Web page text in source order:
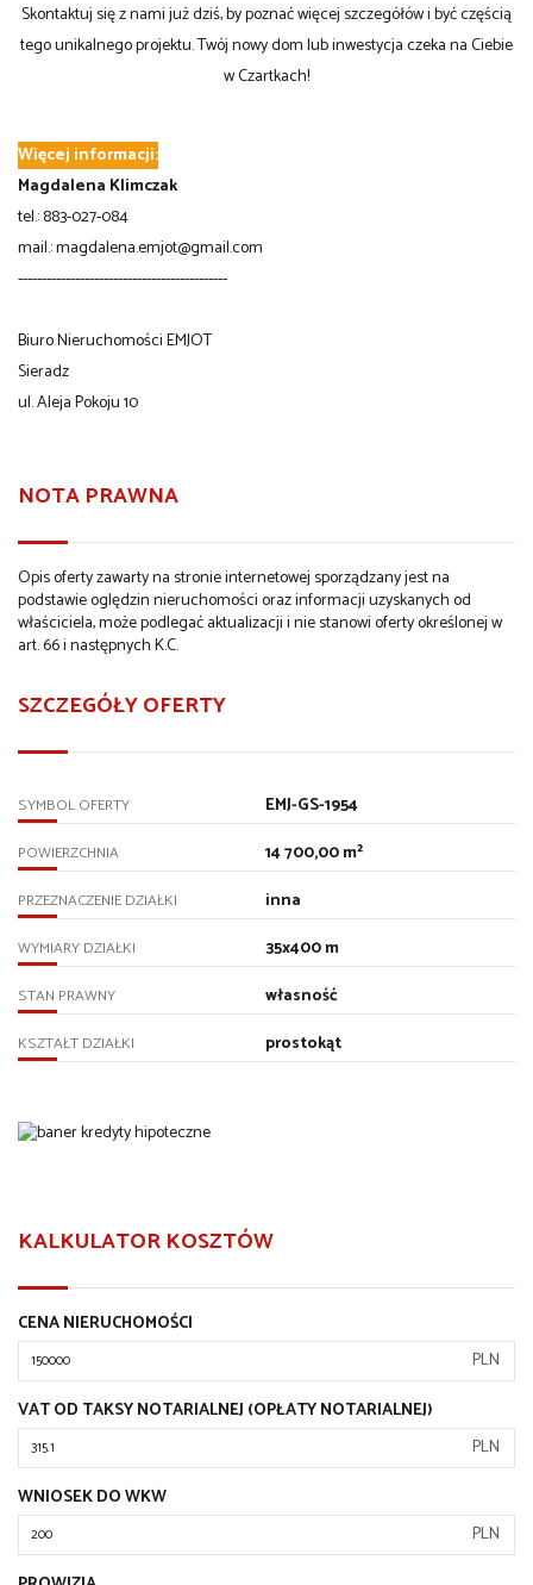
Skontaktuj się z nami już dziś, by poznać więcej szczegółów i być częścią
tego unikalnego projektu. Twój nowy dom lub inwestycja czeka na Ciebie
w Czartkach!
Więcej informacji:
Magdalena Klimczak
tel.: 883-027-084
mail.: magdalena.emjot@gmail.com
--------------------------------------------
Biuro Nieruchomości EMJOT
Sieradz
ul. Aleja Pokoju 10
NOTA PRAWNA
Opis oferty zawarty na stronie internetowej sporządzany jest na
podstawie oględzin nieruchomości oraz informacji uzyskanych od
właściciela, może podlegać aktualizacji i nie stanowi oferty określonej w
art. 66 i następnych K.C.
SZCZEGÓŁY OFERTY
SYMBOL OFERTY EMJ-GS-1954
POWIERZCHNIA 14 700,00 m²
PRZEZNACZENIE DZIAŁKI inna
WYMIARY DZIAŁKI 35x400 m
STAN PRAWNY własność
KSZTAŁT DZIAŁKI prostokąt
KALKULATOR KOSZTÓW
CENA NIERUCHOMOŚCI
PLN
VAT OD TAKSY NOTARIALNEJ (OPŁATY NOTARIALNEJ)
PLN
WNIOSEK DO WKW
PLN